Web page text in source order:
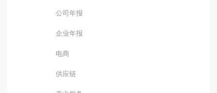
公司年报
企业年报
电商
供应链